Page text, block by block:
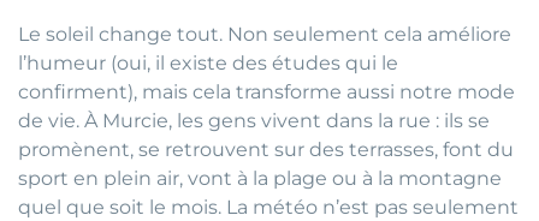
Le soleil change tout. Non seulement cela améliore
l’humeur (oui, il existe des études qui le
confirment), mais cela transforme aussi notre mode
de vie. À Murcie, les gens vivent dans la rue : ils se
promènent, se retrouvent sur des terrasses, font du
sport en plein air, vont à la plage ou à la montagne
quel que soit le mois. La météo n’est pas seulement